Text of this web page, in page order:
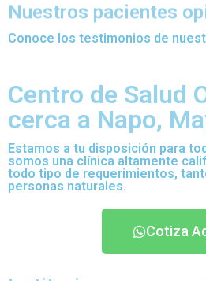
Nuestros pacientes
Conoce los testimonios de
Centro de Salud
cerca a Napo,
Estamos a tu disposición para
somos una clínica altamente
todo tipo de requerimientos,
personas naturales.
Cotiza